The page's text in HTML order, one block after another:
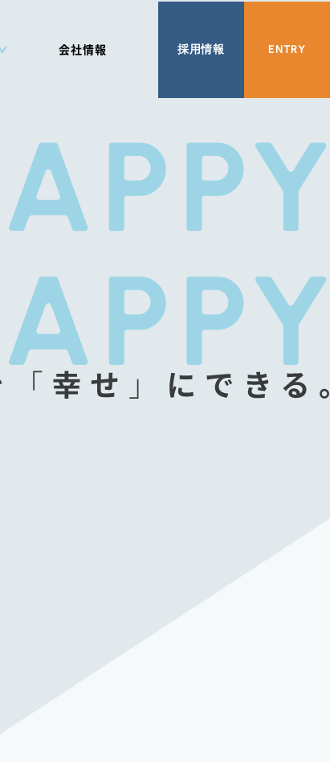
会社情報 採用情報 ENTRY